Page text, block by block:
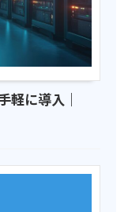
に導入｜